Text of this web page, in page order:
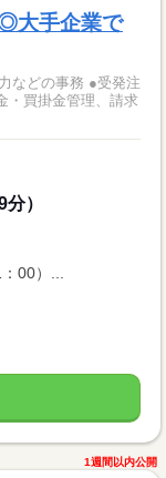
大手企業で
などの事務 ●受発注
・買掛金管理、請求
）
00）...
1週間以内公開